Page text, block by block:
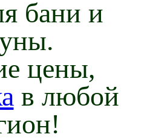
бани и
цены,
в любой